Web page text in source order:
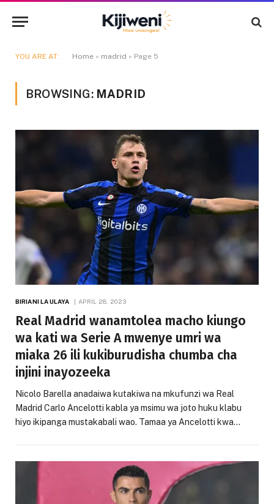
YOU ARE AT: Home » madrid » Page 5
BROWSING: MADRID
BIRIANI LA ULAYA APRIL 28, 2023
Real Madrid wanamtolea macho kiungo
wa kati wa Serie A mwenye umri wa
miaka 26 ili kukiburudisha chumba cha
injini inayozeeka
Nicolo Barella anadaiwa kutakiwa na mkufunzi wa Real
Madrid Carlo Ancelotti kabla ya msimu wa joto huku klabu
hiyo ikipanga mustakabali wao. Tamaa ya Ancelotti kwa…